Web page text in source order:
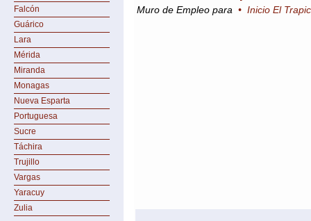
Falcón
Guárico
Lara
Mérida
Miranda
Monagas
Nueva Esparta
Portuguesa
Sucre
Táchira
Trujillo
Vargas
Yaracuy
Zulia
Muro de Empleo para • Inicio El